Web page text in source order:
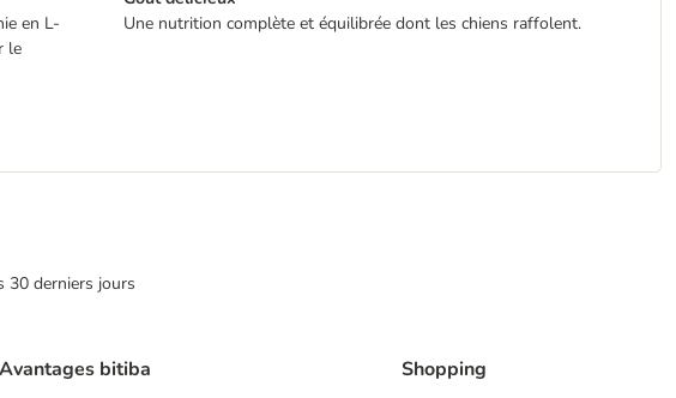
en L-
le
Une nutrition complète et équilibrée dont les chiens raffolent.
30 derniers jours
Avantages bitiba Shopping